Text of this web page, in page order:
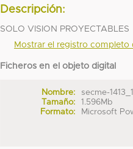
Descripción:
SOLO VISION PROYECTABLES
Mostrar el registro completo
Ficheros en el objeto digital
Nombre:
secme-
Tamaño:
1.596Mb
Formato:
Microsoft